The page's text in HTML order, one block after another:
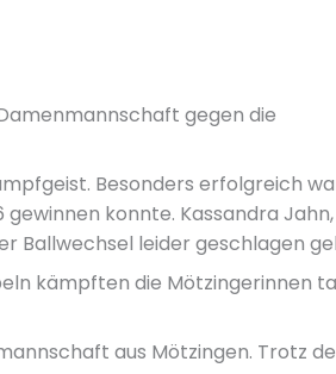
gegen die
Besonders erfolgreich
konnte. Kassandra Jahn,
Ballwechsel leider geschlagen
kämpften die Mötzingerinnen
aus Mötzingen. Trotz